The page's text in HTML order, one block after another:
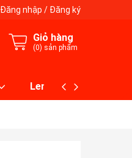
Đăng nhập / Đăng ký
Giỏ hàng
(0) sản phẩm
Lens máy ảnh